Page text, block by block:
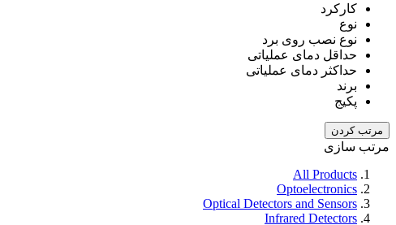
کارکرد
نوع
نوع نصب روی برد
حداقل دمای عملیاتی
حداکثر دمای عملیاتی
برند
پکیج
مرتب کردن
مرتب سازی
All Products
Optoelectronics
Optical Detectors and Sensors
Infrared Detectors